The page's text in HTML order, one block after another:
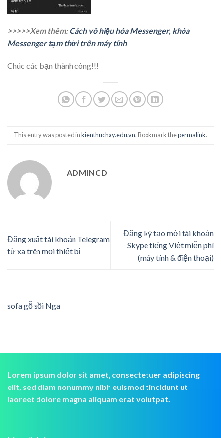
>>>>>Xem thêm:Cách vô hiệu hóa Messenger, khóa
Messenger tạm thời trên máy tính
Chúc các bạn thành công!!!
This entry was posted inkienthuchay.edu.vn. Bookmark thepermalink.
ADMINCD
Đăng xuất tài khoản Telegram
từ xa trên mọi thiết bị
Đăng ký tạo mới tài khoản
Skype tiếng Việt miễn phí
(máy tính & điện thoại)
sofa gỗ sồi Nga
Lorem ipsum dolor sit amet, consectetuer adipiscing
elit, sed diam nonummy nibh euismod tincidunt ut
laoreet dolore magna aliquam erat volutpat.